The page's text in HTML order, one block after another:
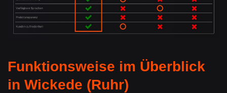
Funktionsweise im Überblick
in Wickede (Ruhr)